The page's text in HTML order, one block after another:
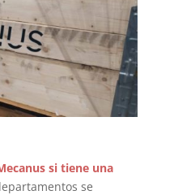
si tiene una
se